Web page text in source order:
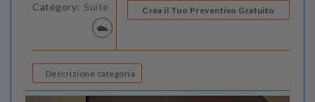
Category: Suite Crea il Tuo Preventivo Gratuito
Descrizione categoria